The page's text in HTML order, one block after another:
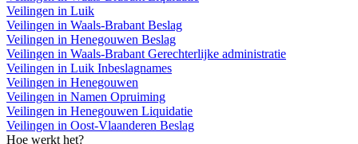
Veilingen in Luik
Veilingen in Waals-Brabant Beslag
Veilingen in Henegouwen Beslag
Veilingen in Waals-Brabant Gerechterlijke administratie
Veilingen in Luik Inbeslagnames
Veilingen in Henegouwen
Veilingen in Namen Opruiming
Veilingen in Henegouwen Liquidatie
Veilingen in Oost-Vlaanderen Beslag
Hoe werkt het?